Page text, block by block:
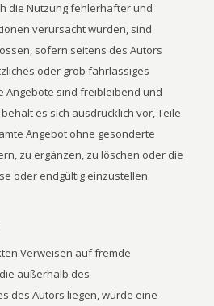
die Nutzung fehlerhafter und
verursacht wurden, sind
sofern seitens des Autors
oder grob fahrlässiges
Angebote sind freibleibend und
es sich ausdrücklich vor, Teile
Angebot ohne gesonderte
zu ergänzen, zu löschen oder die
oder endgültig einzustellen.
Verweisen auf fremde
außerhalb des
des Autors liegen, würde eine